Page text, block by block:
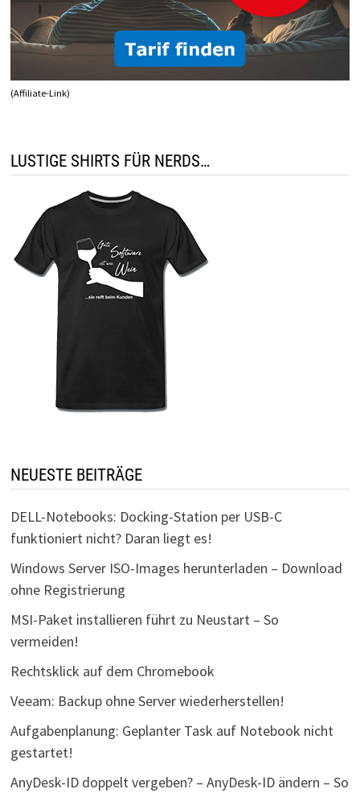
(Affiliate-Link)
LUSTIGE SHIRTS FÜR NERDS…
NEUESTE BEITRÄGE
DELL-Notebooks: Docking-Station per USB-C
funktioniert nicht? Daran liegt es!
Windows Server ISO-Images herunterladen – Download
ohne Registrierung
MSI-Paket installieren führt zu Neustart – So
vermeiden!
Rechtsklick auf dem Chromebook
Veeam: Backup ohne Server wiederherstellen!
Aufgabenplanung: Geplanter Task auf Notebook nicht
gestartet!
AnyDesk-ID doppelt vergeben? – AnyDesk-ID ändern – So